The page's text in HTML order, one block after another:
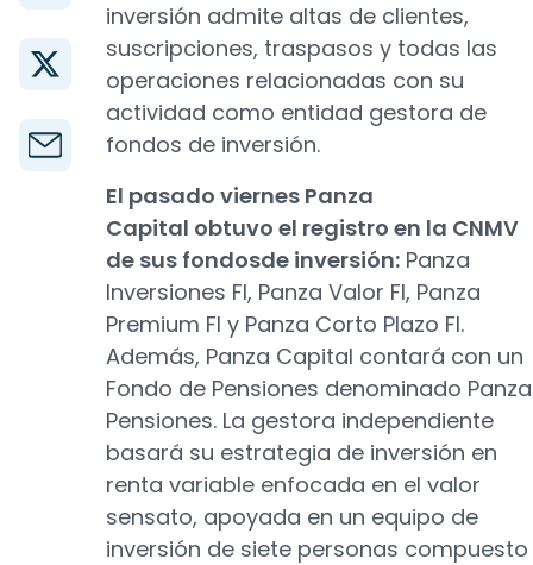
inversión admite altas de clientes,
suscripciones, traspasos y todas las
operaciones relacionadas con su
actividad como entidad gestora de
fondos de inversión.
El pasado viernes Panza
Capital obtuvo el registro en la CNMV
de sus fondosde inversión: Panza
Inversiones FI, Panza Valor FI, Panza
Premium FI y Panza Corto Plazo FI.
Además, Panza Capital contará con un
Fondo de Pensiones denominado Panza
Pensiones. La gestora independiente
basará su estrategia de inversión en
renta variable enfocada en el valor
sensato, apoyada en un equipo de
inversión de siete personas compuesto